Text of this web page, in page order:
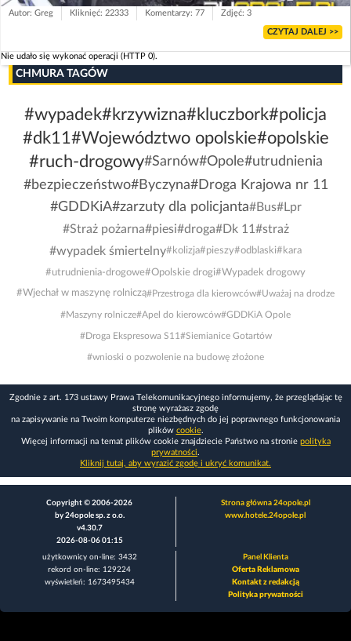
Autor: Greg Kliknięć: 22333 Komentarzy: 77 Zdjęć: 3
CZYTAJ DALEJ >>
Nie udało się wykonać operacji (HTTP 0).
CHMURA TAGÓW
#wypadek#krzywizna#kluczbork#policja
#dk11#Województwo opolskie#opolskie
#ruch-drogowy#Sarnów#Opole#utrudnienia
#bezpieczeństwo#Byczyna#Droga Krajowa nr 11
#GDDKiA#zarzuty dla policjanta#Bus#Lpr
#Straż pożarna#piesi#droga#Dk 11 #straż
#wypadek śmiertelny#kolizja#pieszy#odblaski#kara
#utrudnienia-drogowe#Opolskie drogi#Wypadek drogowy
#Wjechał w maszynę rolniczą#Przestroga dla kierowców#Uważaj na drodze
#Maszyny rolnicze#Apel do kierowców#GDDKiA Opole
#Droga Ekspresowa S11 #Siemianice Gotartów
#wnioski o pozwolenie na budowę złożone
Zgodnie z art. 173 ustawy Prawa Telekomunikacyjnego informujemy, że przeglądając tę
stronę wyrażasz zgodę
na zapisywanie na Twoim komputerze niezbędnych do jej poprawnego funkcjonowania
plików cookie.
Więcej informacji na temat plików cookie znajdziecie Państwo na stronie polityka
prywatności.
Kliknij tutaj, aby wyrazić zgodę i ukryć komunikat.
Copyright © 2006-2026
by 24opole sp. z o.o.
v4.30.7
2026-08-06 01:15
Strona główna 24opole.pl
www.hotele.24opole.pl
użytkownicy on-line: 3432
rekord on-line: 129224
wyświetleń: 1673495434
Panel Klienta
Oferta Reklamowa
Kontakt z redakcją
Polityka prywatności